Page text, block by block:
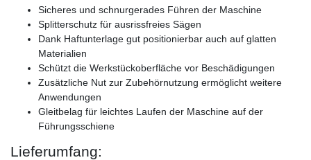
Sicheres und schnurgerades Führen der Maschine
Splitterschutz für ausrissfreies Sägen
Dank Haftunterlage gut positionierbar auch auf glatten
Materialien
Schützt die Werkstückoberfläche vor Beschädigungen
Zusätzliche Nut zur Zubehörnutzung ermöglicht weitere
Anwendungen
Gleitbelag für leichtes Laufen der Maschine auf der
Führungsschiene
Lieferumfang: